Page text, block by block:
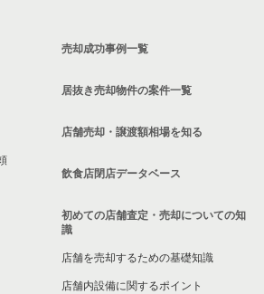
パブ・スナックの居抜き売却物件の案件
居抜き売却物件の案件一覧
き売却物件の案件一覧
抜き売却物件の案件一覧
・デリの居抜き売却物件の案件一覧
ブ・スナックの居抜き売却物件の案件一
抜き売却物件の案件一覧
売却物件の案件一覧
き売却物件の案件一覧
飲食店の居抜き売却物件の案件一覧
中華の居抜き売却物件の案件一覧
売却成功事例一覧
居抜き売却物件の案件一覧
店舗売却・譲渡額相場を知る
飲食店閉店データベース
初めての店舗査定・売却についての知
識
店舗を売却するための基礎知識
店舗内設備に関するポイント